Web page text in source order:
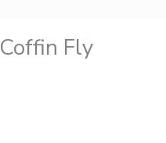
Fly